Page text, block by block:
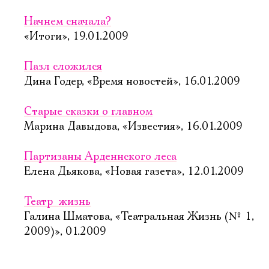
Начнем сначала?
«Итоги», 19.01.2009
Пазл сложился
Дина Годер, «Время новостей», 16.01.2009
Старые сказки о главном
Марина Давыдова, «Известия», 16.01.2009
Партизаны Арденнского леса
Елена Дьякова, «Новая газета», 12.01.2009
Театр  жизнь
Галина Шматова, «Театральная Жизнь (№ 1,
2009)», 01.2009